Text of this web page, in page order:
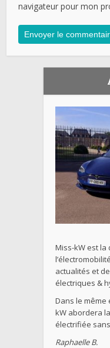
navigateur pour mon
Miss-kW est
actualités et
électriques &
Dans le même
kW abordera
électrifiée
Raphaelle B.